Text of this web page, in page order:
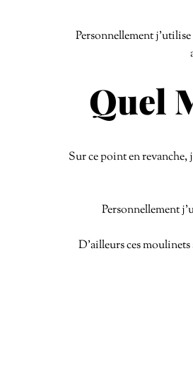
Personnellement
Quel
Sur ce point en
Personnellement
D’ailleurs ces